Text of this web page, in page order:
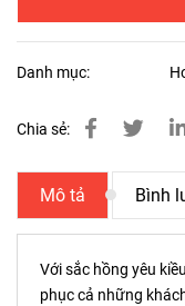
Danh mục:
Chia sẻ:
Mô tả Bình
Với sắc hồng yêu
phục cả những